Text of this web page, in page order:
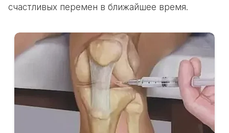
счастливых перемен в ближайшее время.